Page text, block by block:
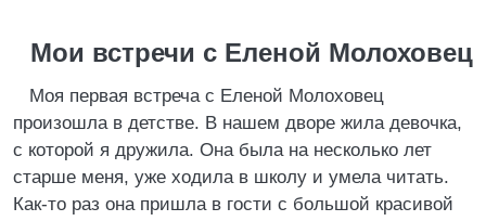
Мои встречи с Еленой Молоховец
Моя первая встреча с Еленой Молоховец
произошла в детстве. В нашем дворе жила девочка,
с которой я дружила. Она была на несколько лет
старше меня, уже ходила в школу и умела читать.
Как-то раз она пришла в гости с большой красивой